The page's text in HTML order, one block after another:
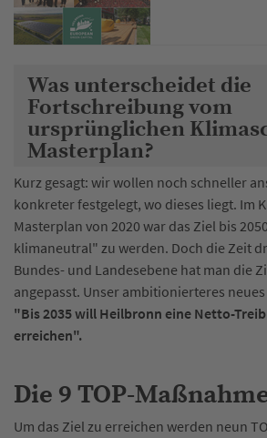
Was unterscheidet die
Fortschreibung vom
ursprünglichen
Masterplan?
Kurz gesagt: wir wollen noch schneller
konkreter festgelegt, wo dieses liegt. Im
Masterplan von 2020 war das Ziel bis
klimaneutral" zu werden. Doch die Zeit
Bundes- und Landesebene hat man die
angepasst. Unser ambitionierteres
"Bis 2035 will Heilbronn eine Netto-
erreichen".
Die 9 TOP-
Um das Ziel zu erreichen werden neun